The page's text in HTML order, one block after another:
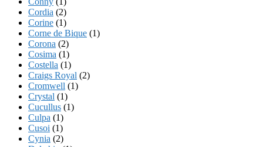
Cordia (2)
Corine (1)
Corne de Bique (1)
Corona (2)
Cosima (1)
Costella (1)
Craigs Royal (2)
Cromwell (1)
Crystal (1)
Cucullus (1)
Culpa (1)
Cusoi (1)
Cynia (2)